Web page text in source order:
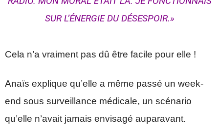
SUR L’ÉNERGIE DU DÉSESPOIR.»
Cela n’a vraiment pas dû être facile pour elle !
Anaïs explique qu’elle a même passé un week-
end sous surveillance médicale, un scénario
qu’elle n’avait jamais envisagé auparavant.